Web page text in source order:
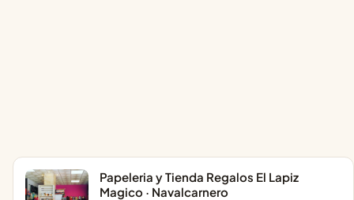
Papeleria y Tienda Regalos El Lapiz
Magico · Navalcarnero